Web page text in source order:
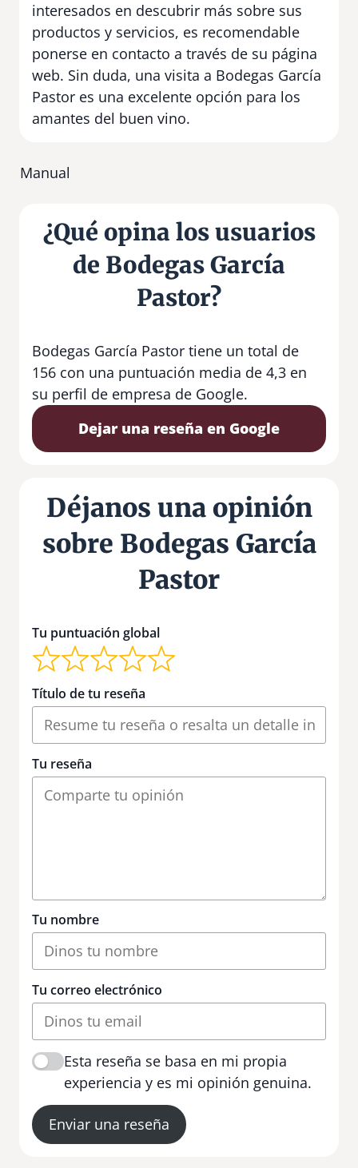
interesados en descubrir más sobre sus
productos y servicios, es recomendable
ponerse en contacto a través de su página
web. Sin duda, una visita a Bodegas García
Pastor es una excelente opción para los
amantes del buen vino.
Manual
¿Qué opina los usuarios
de Bodegas García
Pastor?
Bodegas García Pastor tiene un total de
156 con una puntuación media de 4,3 en
su perfil de empresa de Google.
Dejar una reseña en Google
Déjanos una opinión
sobre Bodegas García
Pastor
Tu puntuación global
Título de tu reseña
Tu reseña
Tu nombre
Tu correo electrónico
Esta reseña se basa en mi propia
experiencia y es mi opinión genuina.
Enviar una reseña